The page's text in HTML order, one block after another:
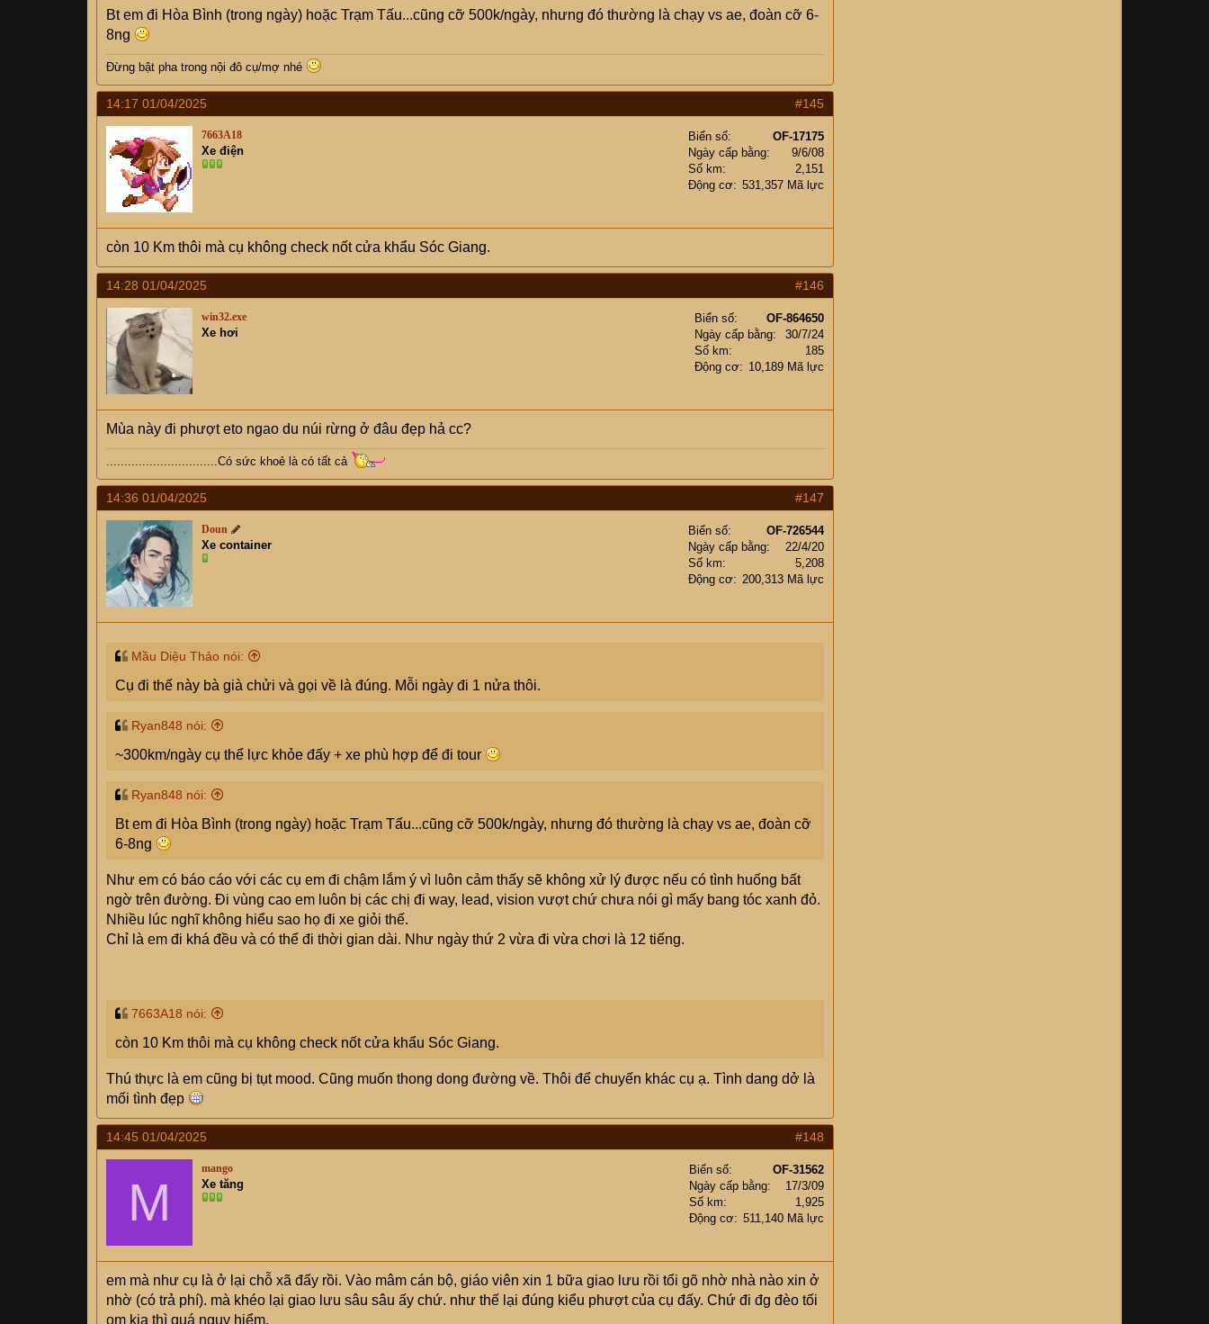
khoái hẳn.
Tổng thiệt hại. Không quá 1.300K. Em cũng tự giật mình. Không lẽ mình kẹo đến thế.
nghèo cũng đi du lịch được các cụ nhỉ?
Bt em đi Hòa Bình (trong ngày) hoặc Trạm Tấu...cũng cỡ 500k/ngày, nhưng đó thường là chạy vs ae, đoàn cỡ 6-
8ng
Đừng bật pha trong nội đô cụ/mợ nhé
14:17 01/04/2025 #145
7663A18
Xe điện
Biển số
OF-17175
Ngày cấp bằng
9/6/08
Số km
2,151
Động cơ
531,357 Mã lực
còn 10 Km thôi mà cụ không check nốt cửa khẩu Sóc Giang.
14:28 01/04/2025 #146
win32.exe
Xe hơi
Biển số
OF-864650
Ngày cấp bằng
30/7/24
Số km
185
Động cơ
10,189 Mã lực
Mùa này đi phượt eto ngao du núi rừng ở đâu đẹp hả cc?
...............................Có sức khoẻ là có tất cả
14:36 01/04/2025 #147
Doun
Xe container
Biển số
OF-726544
Ngày cấp bằng
22/4/20
Số km
5,208
Động cơ
200,313 Mã lực
Mầu Diệu Thảo nói:
Cụ đi thế này bà già chửi và gọi về là đúng. Mỗi ngày đi 1 nửa thôi.
Ryan848 nói:
~300km/ngày cụ thể lực khỏe đấy + xe phù hợp để đi tour
Ryan848 nói:
Bt em đi Hòa Bình (trong ngày) hoặc Trạm Tấu...cũng cỡ 500k/ngày, nhưng đó thường là chạy vs ae, đoàn cỡ
6-8ng
Như em có báo cáo với các cụ em đi chậm lắm ý vì luôn cảm thấy sẽ không xử lý được nếu có tình huống bất
ngờ trên đường. Đi vùng cao em luôn bị các chị đi way, lead, vision vượt chứ chưa nói gì mấy bang tóc xanh đỏ.
Nhiều lúc nghĩ không hiểu sao họ đi xe giỏi thế.
Chỉ là em đi khá đều và có thế đi thời gian dài. Như ngày thứ 2 vừa đi vừa chơi là 12 tiếng.
7663A18 nói:
còn 10 Km thôi mà cụ không check nốt cửa khẩu Sóc Giang.
Thú thực là em cũng bị tụt mood. Cũng muốn thong dong đường về. Thôi để chuyến khác cụ ạ. Tình dang dở là
mối tình đẹp
14:45 01/04/2025 #148
M
mango
Xe tăng
Biển số
OF-31562
Ngày cấp bằng
17/3/09
Số km
1,925
Động cơ
511,140 Mã lực
em mà như cụ là ở lại chỗ xã đấy rồi. Vào mâm cán bộ, giáo viên xin 1 bữa giao lưu rồi tối gõ nhờ nhà nào xin ở
nhờ (có trả phí). mà khéo lại giao lưu sâu sâu ấy chứ. như thế lại đúng kiểu phượt của cụ đấy. Chứ đi đg đèo tối
om kia thì quá nguy hiểm.